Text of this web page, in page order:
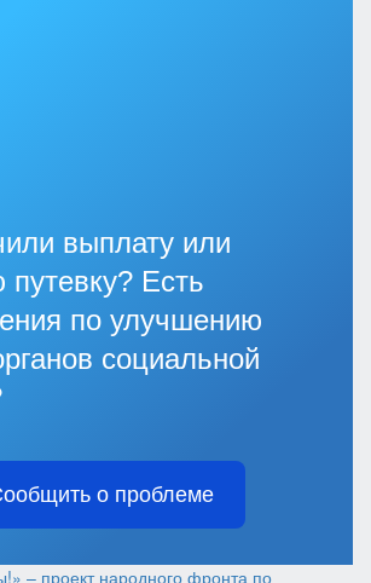
выплату или
путевку? Есть
по улучшению
социальной
о проблеме